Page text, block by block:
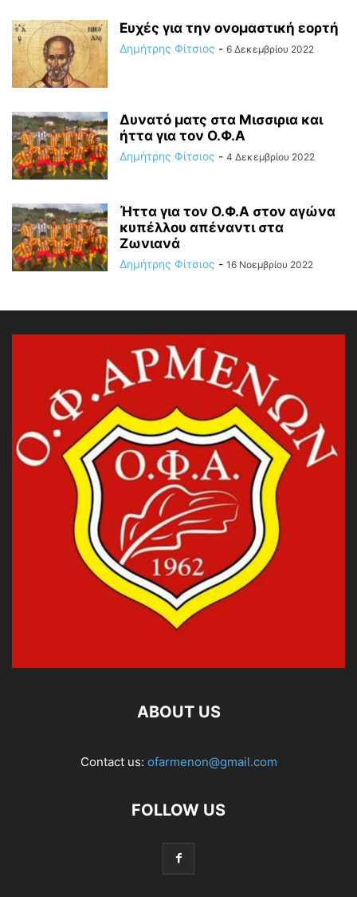
Ευχές για την ονομαστική εορτή
Δημήτρης Φίτσιος - 6 Δεκεμβρίου 2022
Δυνατό ματς στα Μισσιρια και
ήττα για τον Ο.Φ.Α
Δημήτρης Φίτσιος - 4 Δεκεμβρίου 2022
Ήττα για τον Ο.Φ.Α στον αγώνα
κυπέλλου απέναντι στα
Ζωνιανά
Δημήτρης Φίτσιος - 16 Νοεμβρίου 2022
ABOUT US
Contact us: ofarmenon@gmail.com
FOLLOW US